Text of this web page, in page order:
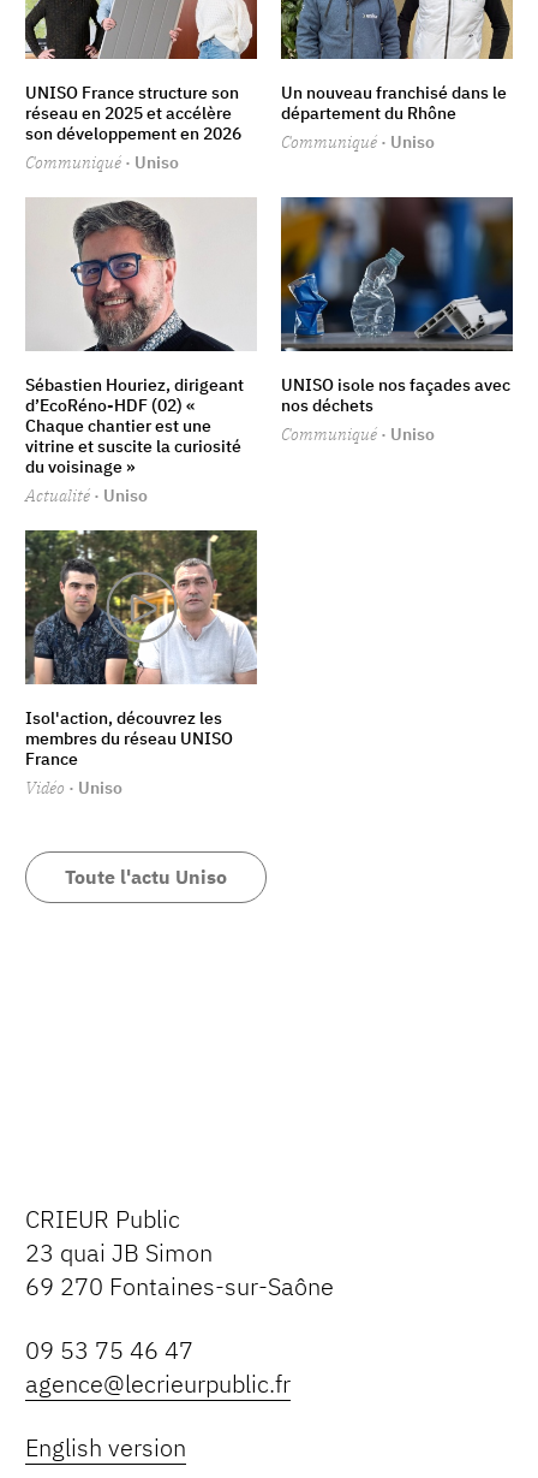
UNISO France structure son
réseau en 2025 et accélère
son développement en 2026
Communiqué · Uniso
Un nouveau franchisé dans le
département du Rhône
Communiqué · Uniso
Sébastien Houriez, dirigeant
d’EcoRéno-HDF (02) «
Chaque chantier est une
vitrine et suscite la curiosité
du voisinage »
Actualité · Uniso
UNISO isole nos façades avec
nos déchets
Communiqué · Uniso
Isol'action, découvrez les
membres du réseau UNISO
France
Vidéo · Uniso
Toute l'actu Uniso
CRIEUR Public
23 quai JB Simon
69 270 Fontaines-sur-Saône
09 53 75 46 47
agence@lecrieurpublic.fr
English version